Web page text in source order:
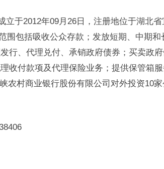
立于2012年09月26日，注册地位于湖北
围包括吸收公众存款；发放短期、中期和
行、代理兑付、承销政府债券；买卖政
收付款项及代理保险业务；提供保管箱
农村商业银行股份有限公司对外投资10